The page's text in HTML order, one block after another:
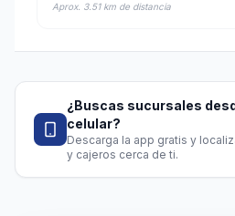
Aprox. 3.51 km de distancia
¿Buscas sucursales
celular?
Descarga la app gratis y
y cajeros cerca de ti.